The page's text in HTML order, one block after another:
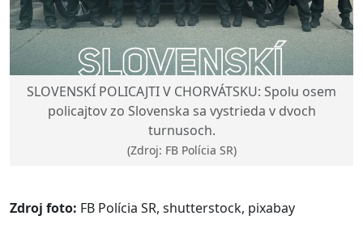
SLOVENSKÍ POLICAJTI V CHORVÁTSKU: Spolu osem
policajtov zo Slovenska sa vystrieda v dvoch
turnusoch.
(Zdroj: FB Polícia SR)
Zdroj foto: FB Polícia SR, shutterstock, pixabay